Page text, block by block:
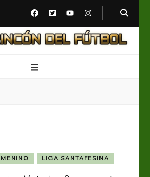
LIGA SANTAFESINA